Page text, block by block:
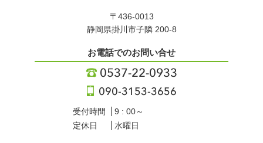
〒436-0013
静岡県掛川市子隣 200-8
お電話でのお問い合せ
受付時間
9 : 00～
定休日
水曜日